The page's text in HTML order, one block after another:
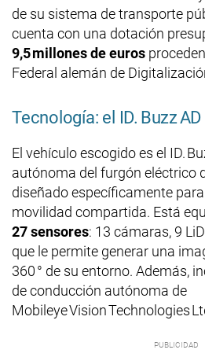
de su sistema de transporte
cuenta con una dotación
9,5 millones de euros
Federal alemán de
Tecnología: el ID. Buzz AD
El vehículo escogido es el ID.
autónoma del furgón eléctrico
diseñado específicamente
movilidad compartida. Está
27 sensores: 13 cámaras, 9
que le permite generar una
360 ° de su entorno. Además,
de conducción autónoma de
Mobileye Vision Technologies